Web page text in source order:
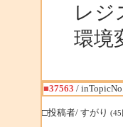
レジ
環境
■37563 /
□投稿者/ すがり (45